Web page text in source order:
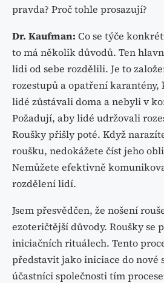
pravda? Proč tohle prosazují?
Dr. Kaufman: Co se týče
to má několik důvodů. Ten
lidi od sebe rozdělili. Je to
rozestupů a opatření karantény,
lidé zůstávali doma a nebyli v
Požadují, aby lidé udržovali
Roušky přišly poté. Když
roušku, nedokážete číst jeho
Nemůžete efektivně
rozdělení lidí.
Jsem přesvědčen, že nošení
ezoteričtější důvody. Roušky se
iniciačních rituálech. Tento
představit jako iniciace do nové
účastníci společnosti tím